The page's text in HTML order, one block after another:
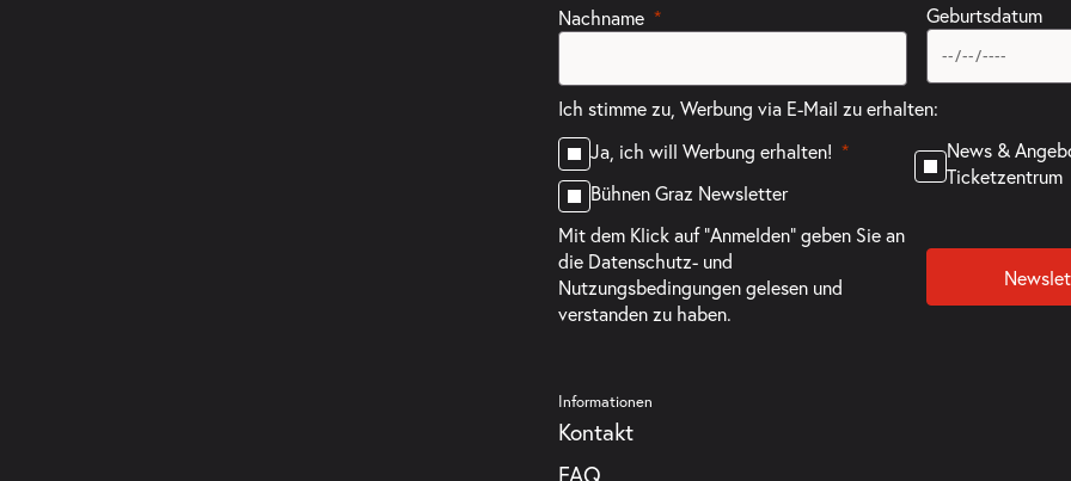
Nachname Geburtsdatum
Ich stimme zu, Werbung via E-Mail zu erhalten:
Ja, ich will Werbung erhalten!
Bühnen Graz Newsletter
News &
Ticketzentrum
Mit dem Klick auf "Anmelden" geben Sie an
die Datenschutz- und
Nutzungsbedingungengelesen und
verstanden zu haben.
Informationen
Kontakt
FAQ